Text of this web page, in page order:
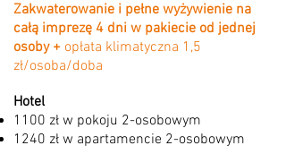
Zakwaterowanie i pełne wyżywienie na
całą imprezę 4 dni w pakiecie od jednej
osoby + opłata klimatyczna 1,5
zł/osoba/doba
Hotel
1100 zł w pokoju 2-osobowym
1240 zł w apartamencie 2-osobowym